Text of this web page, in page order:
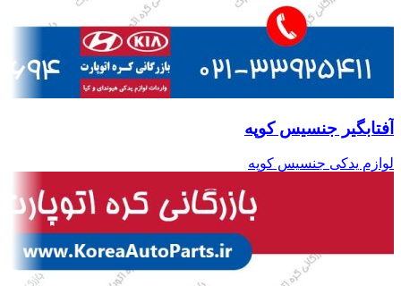
آفتابگیر جنسیس کوپه
لوازم یدکی جنسیس کوپه